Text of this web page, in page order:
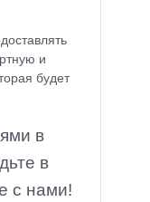
и
будет
в
в
с нами!